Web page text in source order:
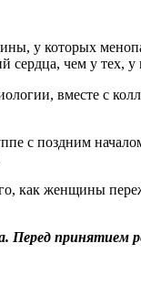
у которых
чем у тех, у
вместе с
с поздним
как женщины
Перед принятием